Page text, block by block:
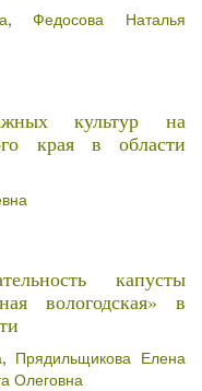
,Федосова Наталья
культур на
края в области
капусты
вологодская» в
, Прядильщикова Елена
Олеговна